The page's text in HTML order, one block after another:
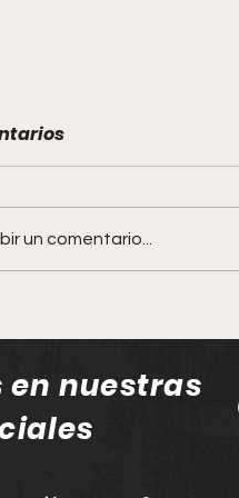
mapa gastronómico
con la Guía
2026
un comentario...
en nuestras